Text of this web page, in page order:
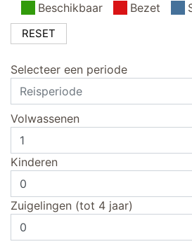
Beschikbaar
Bezet
RESET
Selecteer een periode
Volwassenen
Kinderen
Zuigelingen (tot 4 jaar)